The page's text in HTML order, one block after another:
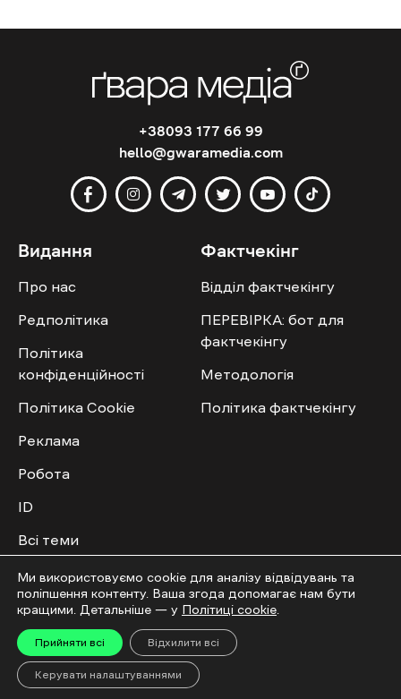
+38093 177 66 99
hello@gwaramedia.com
Видання
Про нас
Редполітика
Політика
конфіденційності
Політика Cookie
Реклама
Робота
ID
Всі теми
Публічний договір
Фактчекінг
Відділ фактчекінгу
ПЕРЕВІРКА: бот для
фактчекінгу
Методологія
Політика фактчекінгу
Мультимедіа
Відео
Фото
Спільнота
Приєднатись
Ми використовуємо cookie для аналізу відвідувань та
поліпшення контенту. Ваша згода допомагає нам бути
кращими. Детальніше — у Політиці cookie
Прийняти всі Відхилити всі
Керувати налаштуваннями